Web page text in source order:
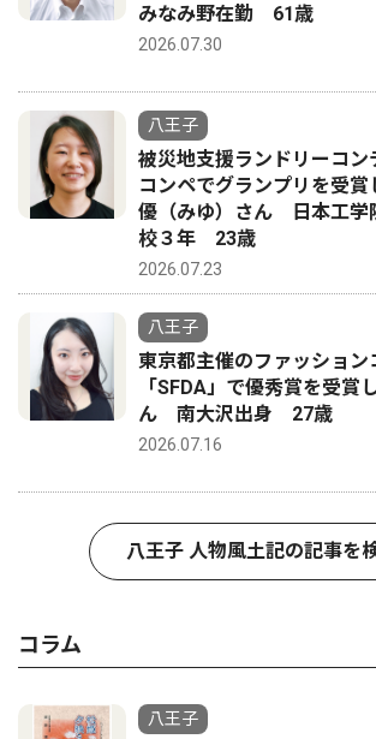
みなみ野在勤 61歳
2026.07.30
八王子
被災地支援ランドリーコン
コンペでグランプリを受
優（みゆ）さん 日本工学
校３年 23歳
2026.07.23
八王子
東京都主催のファッション
「SFDA」で優秀賞を受
ん 南大沢出身 27歳
2026.07.16
八王子 人物風土記の記事を
コラム
八王子